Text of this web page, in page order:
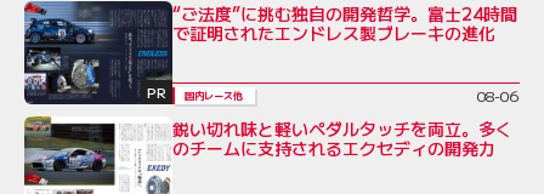
PR
“ご法度”に挑む独自の開発哲学。富士24時間
で証明されたエンドレス製ブレーキの進化
国内レース他 08-06
鋭い切れ味と軽いペダルタッチを両立。多く
のチームに支持されるエクセディの開発力